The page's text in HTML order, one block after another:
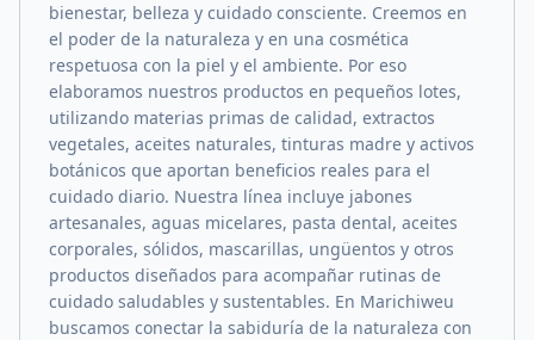
bienestar, belleza y cuidado consciente. Creemos en
el poder de la naturaleza y en una cosmética
respetuosa con la piel y el ambiente. Por eso
elaboramos nuestros productos en pequeños lotes,
utilizando materias primas de calidad, extractos
vegetales, aceites naturales, tinturas madre y activos
botánicos que aportan beneficios reales para el
cuidado diario. Nuestra línea incluye jabones
artesanales, aguas micelares, pasta dental, aceites
corporales, sólidos, mascarillas, ungüentos y otros
productos diseñados para acompañar rutinas de
cuidado saludables y sustentables. En Marichiweu
buscamos conectar la sabiduría de la naturaleza con